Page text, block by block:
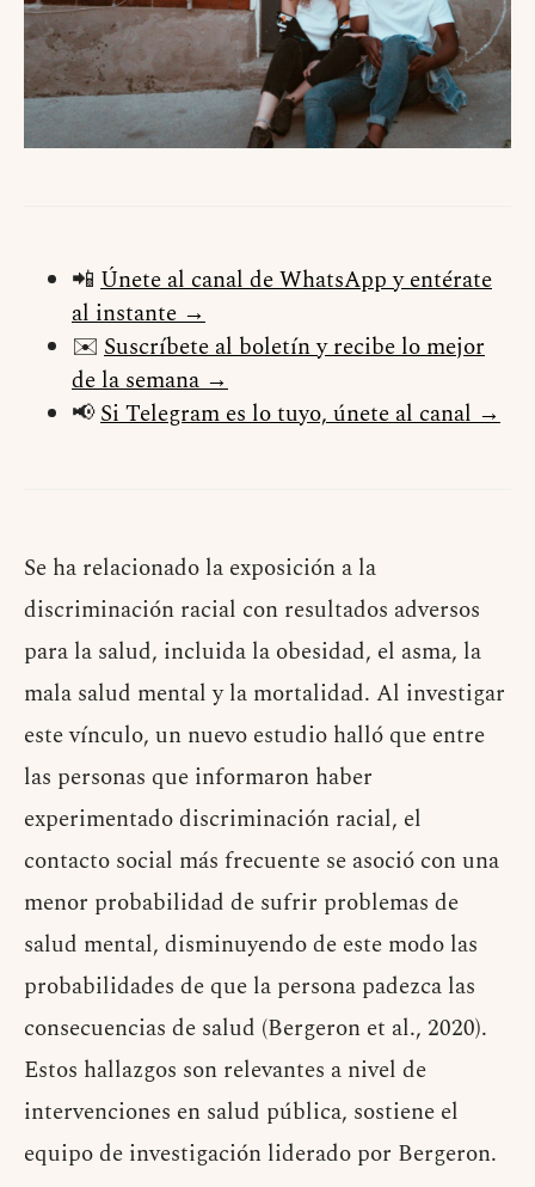
📲 Únete al canal de WhatsApp y entérate
al instante →
✉️ Suscríbete al boletín y recibe lo mejor
de la semana →
📢Si Telegram es lo tuyo, únete al canal →
Se ha relacionado la exposición a la
discriminación racial con resultados adversos
para la salud, incluida la obesidad, el asma, la
mala salud mental y la mortalidad. Al investigar
este vínculo, un nuevo estudio halló que entre
las personas que informaron haber
experimentado discriminación racial, el
contacto social más frecuente se asoció con una
menor probabilidad de sufrir problemas de
salud mental, disminuyendo de este modo las
probabilidades de que la persona padezca las
consecuencias de salud (Bergeron et al., 2020).
Estos hallazgos son relevantes a nivel de
intervenciones en salud pública, sostiene el
equipo de investigación liderado por Bergeron.